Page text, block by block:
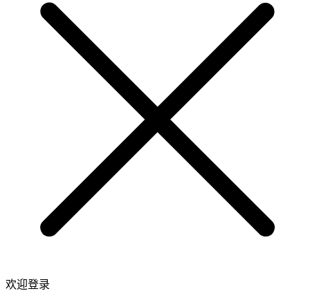
欢迎登录